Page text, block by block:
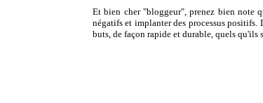
Et bien cher "bloggeur", prenez bien note
négatifs et implanter des processus
buts, de façon rapide et durable, quels qu'ils